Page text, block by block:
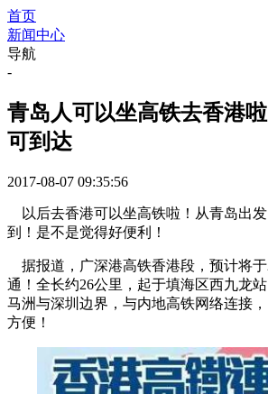
首页
新闻中心
导航
-
青岛人可以坐高铁去香港
可到达
2017-08-07 09:35:56
以后去香港可以坐高铁啦！从青岛出
到！是不是觉得好便利！
据报道，广深港高铁香港段，预计将于
通！全长约26公里，起于填海区西九龙
马洲与深圳边界，与内地高铁网络连接
方便！